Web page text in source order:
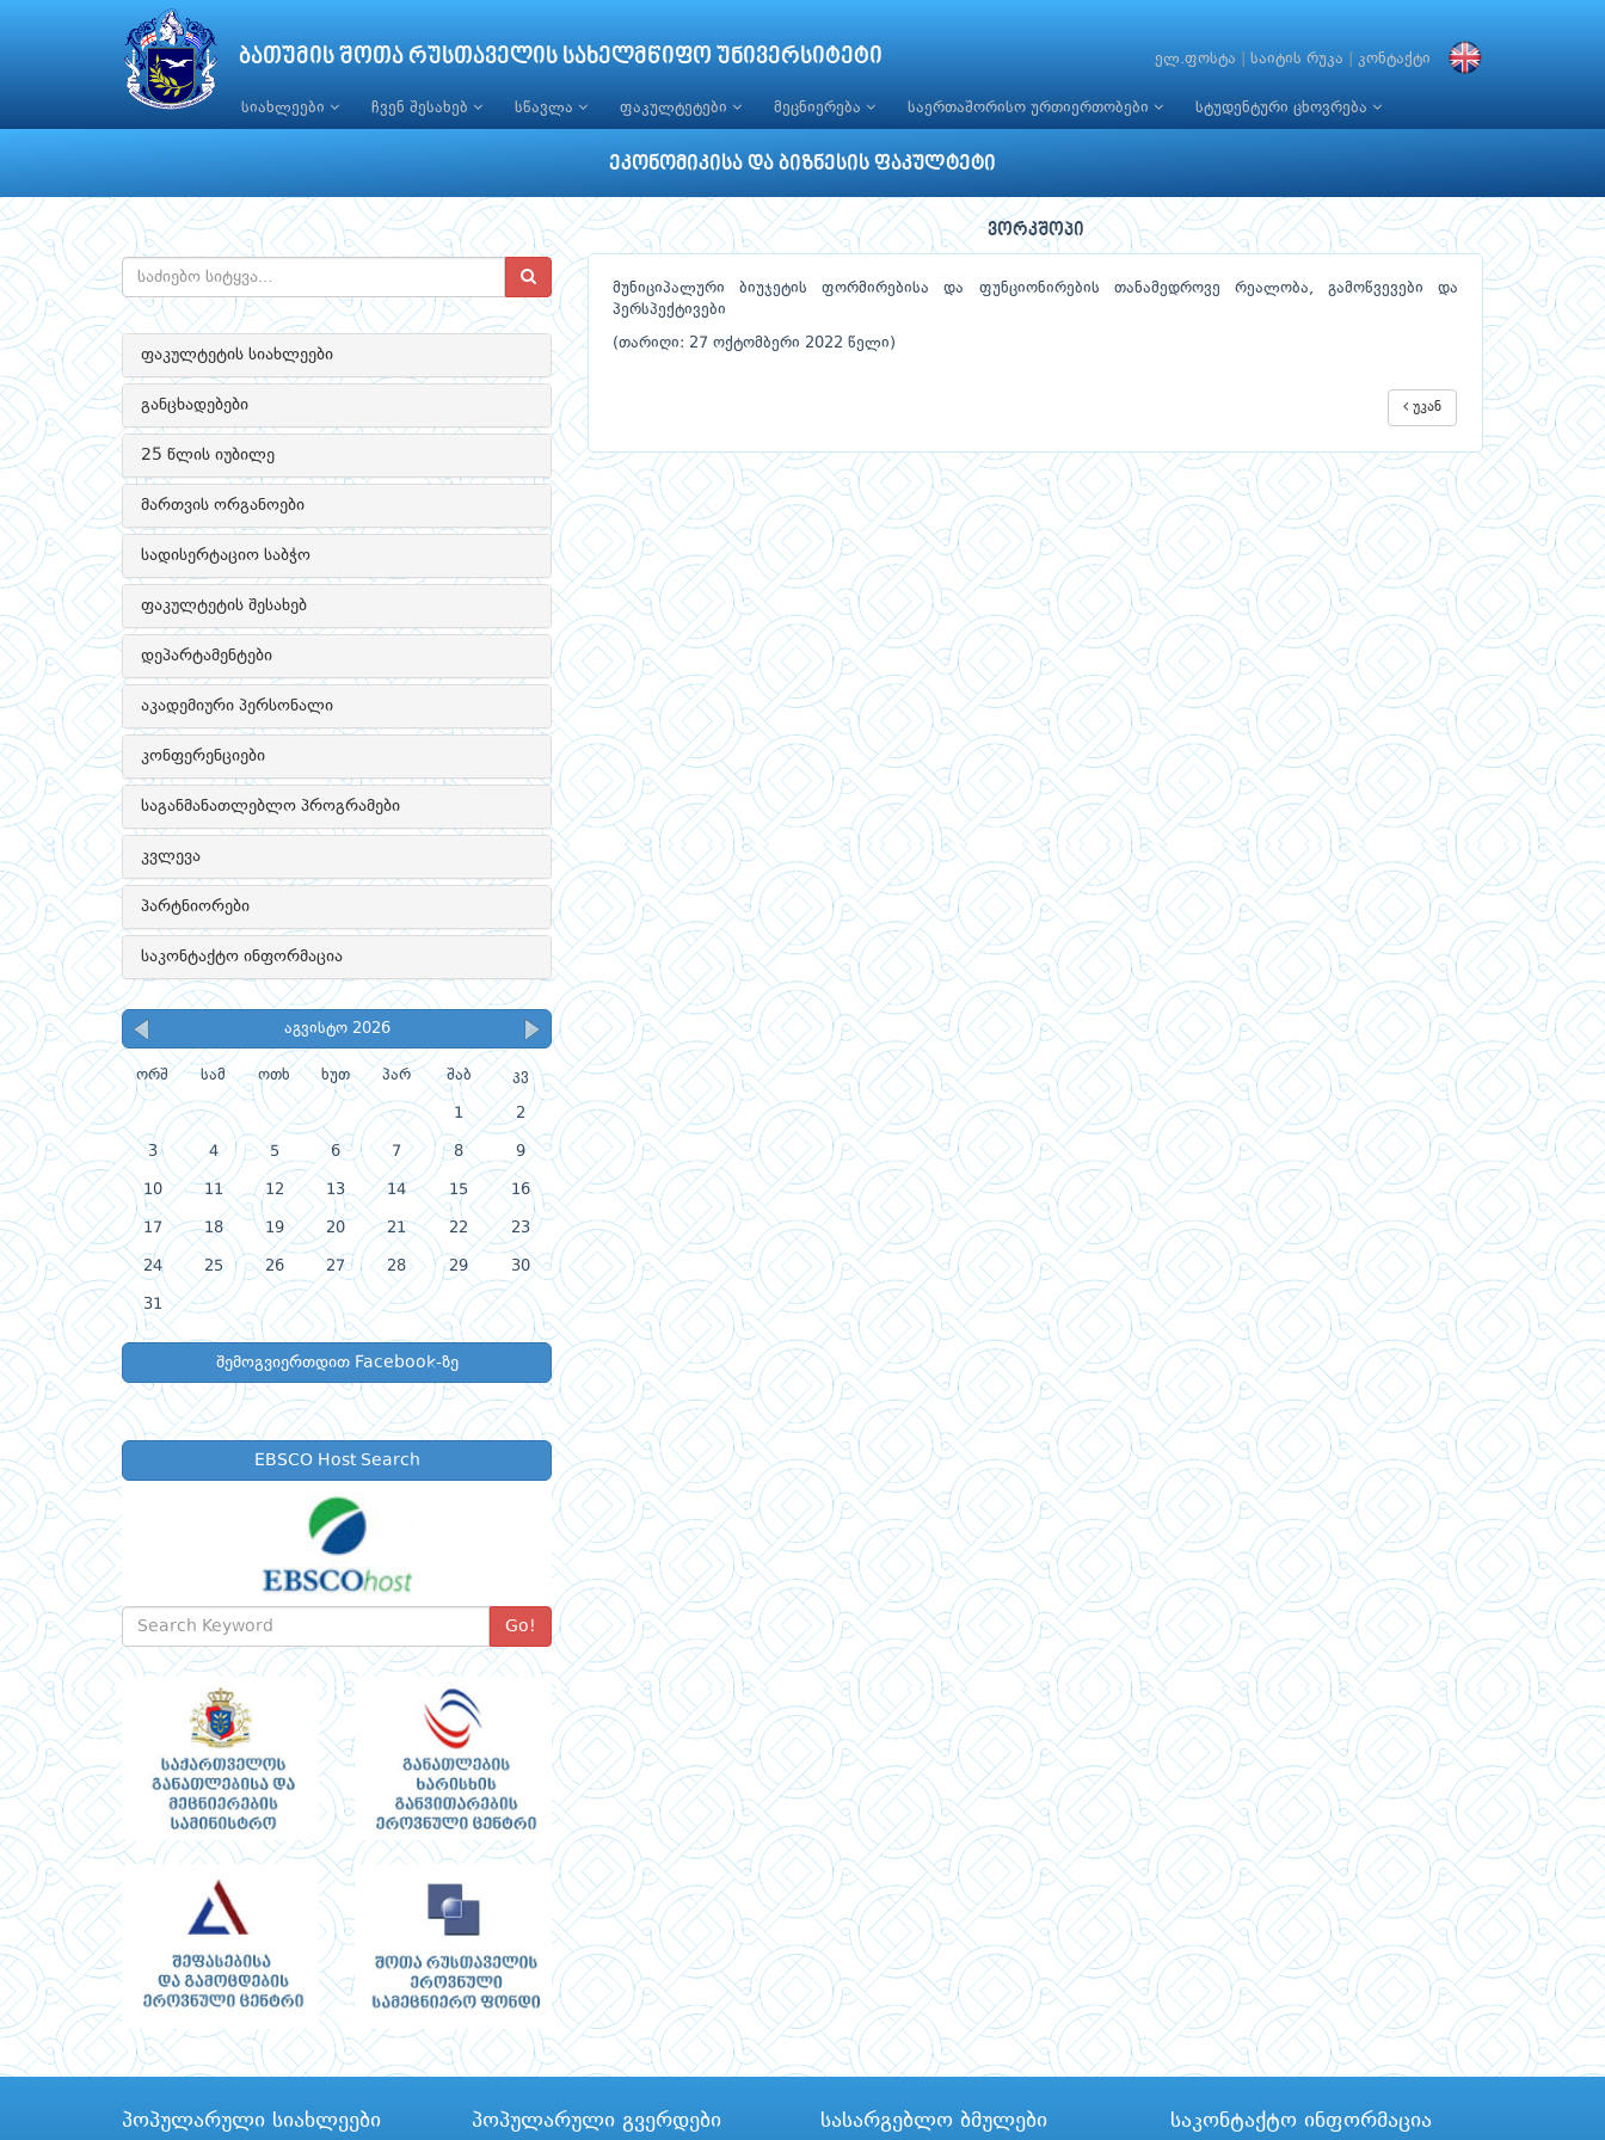
ბათუმის შოთა რუსთაველის სახელმწიფო უნივერსიტეტი ელ.ფოსტა საიტის რუკა კონტაქტი
სიახლეები ჩვენ შესახებ სწავლა ფაკულტეტები მეცნიერება საერთაშორისო ურთიერთობები სტუდენტური ცხოვრება
ეკონომიკისა და ბიზნესის ფაკულტეტი
ფაკულტეტის სიახლეები
განცხადებები
25 წლის იუბილე
მართვის ორგანოები
სადისერტაციო საბჭო
ფაკულტეტის შესახებ
დეპარტამენტები
აკადემიური პერსონალი
კონფერენციები
საგანმანათლებლო პროგრამები
კვლევა
პარტნიორები
საკონტაქტო ინფორმაცია
აგვისტო 2026
ორშ სამ ოთხ ხუთ პარ შაბ კვ
1 2
3 4 5 6 7 8 9
10 11 12 13 14 15 16
17 18 19 20 21 22 23
24 25 26 27 28 29 30
31
შემოგვიერთდით Facebook-ზე
EBSCO Host Search
Go!
ვორკშოპი
მუნიციპალური ბიუჯეტის ფორმირებისა და ფუნციონირების თანამედროვე რეალობა, გამოწვევები და
პერსპექტივები
(თარიღი: 27 ოქტომბერი 2022 წელი)
უკან
პოპულარული სიახლეები პოპულარული გვერდები სასარგებლო ბმულები საკონტაქტო ინფორმაცია